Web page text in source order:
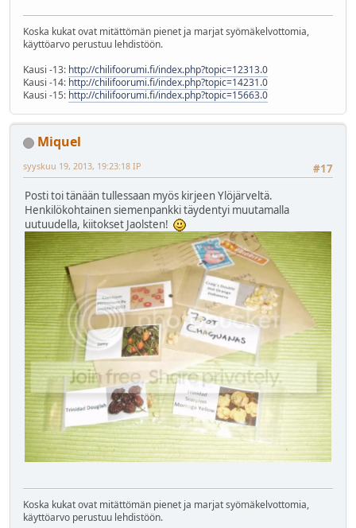
Koska kukat ovat mitättömän pienet ja marjat syömäkelvottomia,
käyttöarvo perustuu lehdistöön.
Kausi -13: http://chilifoorumi.fi/index.php?topic=12313.0
Kausi -14: http://chilifoorumi.fi/index.php?topic=14231.0
Kausi -15: http://chilifoorumi.fi/index.php?topic=15663.0
Miquel
#17
syyskuu 19, 2013, 19:23:18 IP
Posti toi tänään tullessaan myös kirjeen Ylöjärveltä.
Henkilökohtainen siemenpankki täydentyi muutamalla
uutuudella, kiitokset Jaolsten!
Koska kukat ovat mitättömän pienet ja marjat syömäkelvottomia,
käyttöarvo perustuu lehdistöön.